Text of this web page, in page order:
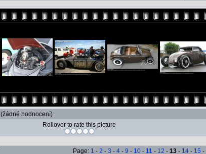
(žádné hodnocení)
Rollover to rate this picture
Page: 1 - 2 - 3 - 4 - 9 - 10 - 11 - 12 - 13 - 14 - 15 -